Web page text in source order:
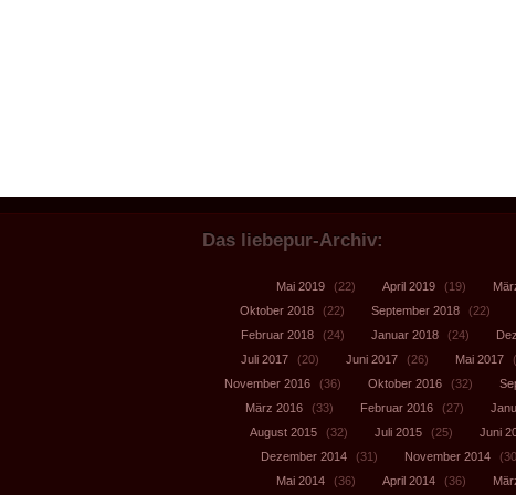
Das liebepur-Archiv:
Mai 2019 (22) April 2019 (19)
Oktober 2018
(22) September 2018 (22)
Februar 2018
(24) Januar 2018 (24)
Juli 2017
(20) Juni 2017 (26) Mai 2017
November 2016
(36) Oktober 2016 (32)
März 2016
(33) Februar 2016 (27)
August 2015
(32) Juli 2015 (25) Juni
Dezember 2014
(31) November 2014
Mai 2014
(36) April 2014 (36)